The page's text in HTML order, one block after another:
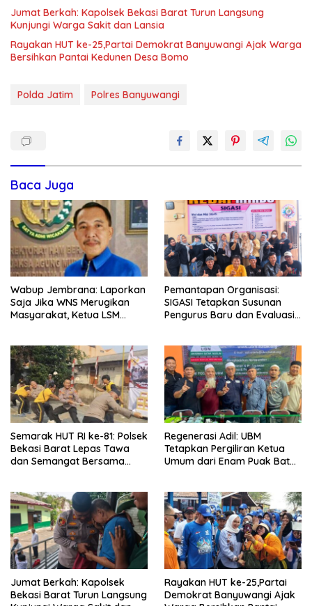
Jumat Berkah: Kapolsek Bekasi Barat Turun Langsung
Kunjungi Warga Sakit dan Lansia
Rayakan HUT ke-25,Partai Demokrat Banyuwangi Ajak Warga
Bersihkan Pantai Kedunen Desa Bomo
Polda Jatim Polres Banyuwangi
Baca Juga
Wabup Jembrana: Laporkan
Saja Jika WNS Merugikan
Masyarakat, Ketua LSM
Anggota Kelompok Ahli
Pemkab
Pemantapan Organisasi:
SIGASI Tetapkan Susunan
Pengurus Baru dan Evaluasi
Semarak HUT RI ke-81: Polsek
Bekasi Barat Lepas Tawa
dan Semangat Bersama
Regenerasi Adil: UBM
Tetapkan Pergiliran Ketua
Umum dari Enam Puak Batak
Jumat Berkah: Kapolsek
Bekasi Barat Turun Langsung
Rayakan HUT ke-25,Partai
Demokrat Banyuwangi Ajak